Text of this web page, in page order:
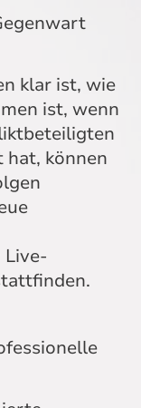
klar ist, wie
ist, wenn
hat, können